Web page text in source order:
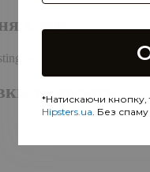
кави
popup"]
та оплати
*Натискаючи кнопку,
Hipsters.ua. Без спаму